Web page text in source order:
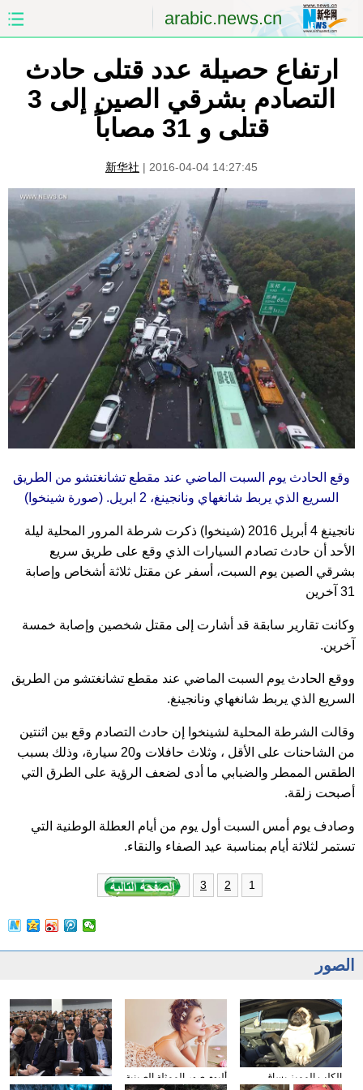
arabic.news.cn
الصين الصفحة الأولى
الشرق الأوسط العالم
العلوم والصحة الثقافة والتعليم
الرياضة السياحة والبيئة
مؤتمر صحفى للخارجية الصور
ارتفاع حصيلة عدد قتلى حادث
التصادم بشرقي الصين إلى 3
قتلى و 31 مصاباً
新华社 | 2016-04-04 14:27:45
وقع الحادث يوم السبت الماضي عند مقطع تشانغتشو من الطريق
السريع الذي يربط شانغهاي ونانجينغ، 2 ابريل. (صورة شينخوا)
نانجينغ 4 أبريل 2016 (شينخوا) ذكرت شرطة المرور المحلية ليلة
الأحد أن حادث تصادم السيارات الذي وقع على طريق سريع
بشرقي الصين يوم السبت، أسفر عن مقتل ثلاثة أشخاص وإصابة
31 آخرين
وكانت تقارير سابقة قد أشارت إلى مقتل شخصين وإصابة خمسة
آخرين.
ووقع الحادث يوم السبت الماضي عند مقطع تشانغتشو من الطريق
السريع الذي يربط شانغهاي ونانجينغ.
وقالت الشرطة المحلية لشينخوا إن حادث التصادم وقع بين اثنتين
من الشاحنات على الأقل ، وثلاث حافلات و20 سيارة، وذلك بسبب
الطقس الممطر والضبابي ما أدى لضعف الرؤية على الطرق التي
أصبحت زلقة.
وصادف يوم أمس السبت أول يوم من أيام العطلة الوطنية التي
تستمر لثلاثة أيام بمناسبة عيد الصفاء والنقاء.
1
2
3
الصور
وسائل الإعلام الأجنبية
ألبوم صور الممثلة الصينية
الكلب المميز يساق